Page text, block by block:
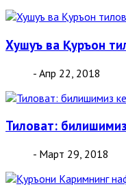
Хушуъ ва Қуръон
- Апр 22, 2018
Тиловат:
- Март 29, 2018